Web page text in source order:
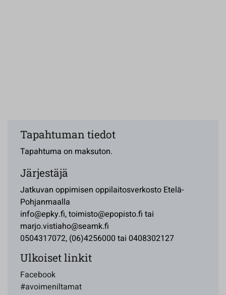
Tapahtuman tiedot
Tapahtuma on maksuton.
Järjestäjä
Jatkuvan oppimisen oppilaitosverkosto Etelä-
Pohjanmaalla
info@epky.fi, toimisto@epopisto.fi tai
marjo.vistiaho@seamk.fi
0504317072, (06)4256000 tai 0408302127
Ulkoiset linkit
Facebook
#avoimeniltamat